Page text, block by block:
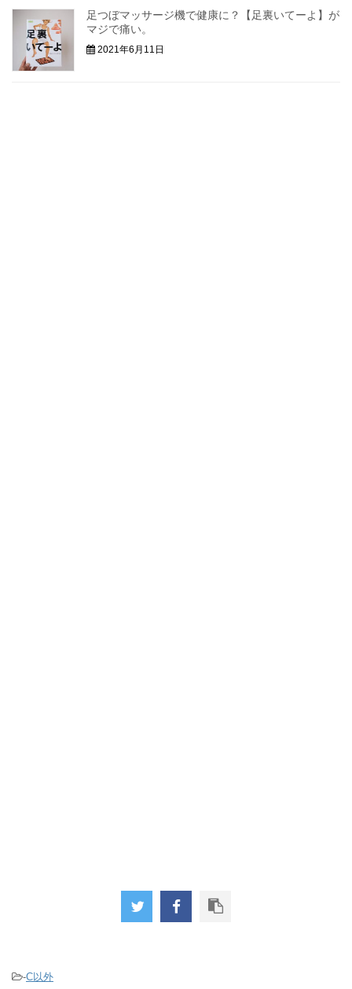
足つぼマッサージ機で健康に？【足裏いてーよ】が
マジで痛い。
2021年6月11日
-C以外